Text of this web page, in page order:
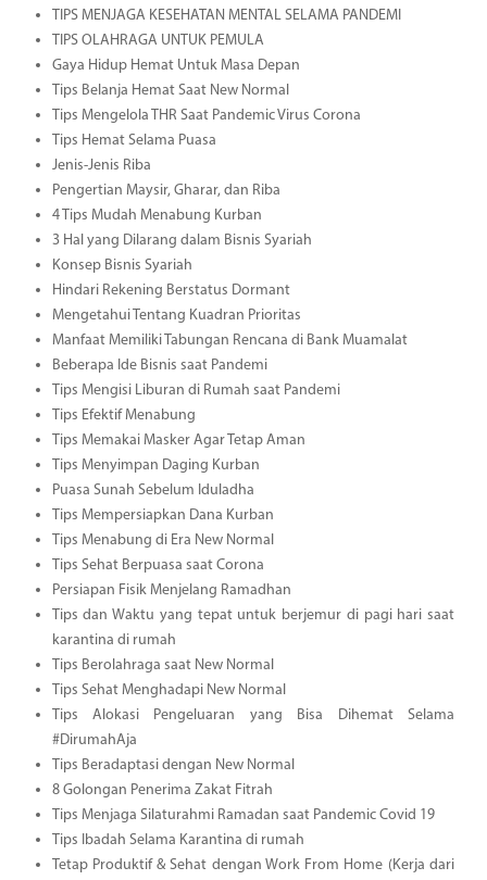
TIPS MENJAGA KESEHATAN MENTAL SELAMA PANDEMI
TIPS OLAHRAGA UNTUK PEMULA
Gaya Hidup Hemat Untuk Masa Depan
Tips Belanja Hemat Saat New Normal
Tips Mengelola THR Saat Pandemic Virus Corona
Tips Hemat Selama Puasa
Jenis-Jenis Riba
Pengertian Maysir, Gharar, dan Riba
4 Tips Mudah Menabung Kurban
3 Hal yang Dilarang dalam Bisnis Syariah
Konsep Bisnis Syariah
Hindari Rekening Berstatus Dormant
Mengetahui Tentang Kuadran Prioritas
Manfaat Memiliki Tabungan Rencana di Bank Muamalat
Beberapa Ide Bisnis saat Pandemi
Tips Mengisi Liburan di Rumah saat Pandemi
Tips Efektif Menabung
Tips Memakai Masker Agar Tetap Aman
Tips Menyimpan Daging Kurban
Puasa Sunah Sebelum Iduladha
Tips Mempersiapkan Dana Kurban
Tips Menabung di Era New Normal
Tips Sehat Berpuasa saat Corona
Persiapan Fisik Menjelang Ramadhan
Tips dan Waktu yang tepat untuk berjemur di pagi hari saat
karantina di rumah
Tips Berolahraga saat New Normal
Tips Sehat Menghadapi New Normal
Tips Alokasi Pengeluaran yang Bisa Dihemat Selama
#DirumahAja
Tips Beradaptasi dengan New Normal
8 Golongan Penerima Zakat Fitrah
Tips Menjaga Silaturahmi Ramadan saat Pandemic Covid 19
Tips Ibadah Selama Karantina di rumah
Tetap Produktif & Sehat dengan Work From Home (Kerja dari